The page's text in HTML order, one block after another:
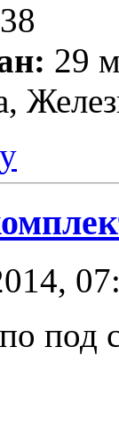
29
по под